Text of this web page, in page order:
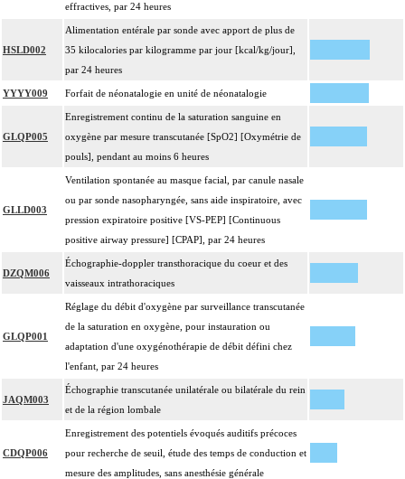
effractives, par 24 heures
HSLD002
Alimentation entérale par sonde avec apport de plus de
35 kilocalories par kilogramme par jour [kcal/kg/jour],
par 24 heures
YYYY009 Forfait de néonatalogie en unité de néonatalogie
GLQP005
Enregistrement continu de la saturation sanguine en
oxygène par mesure transcutanée [SpO2] [Oxymétrie de
pouls], pendant au moins 6 heures
GLLD003
Ventilation spontanée au masque facial, par canule nasale
ou par sonde nasopharyngée, sans aide inspiratoire, avec
pression expiratoire positive [VS-PEP] [Continuous
positive airway pressure] [CPAP], par 24 heures
DZQM006
Échographie-doppler transthoracique du coeur et des
vaisseaux intrathoraciques
GLQP001
Réglage du débit d'oxygène par surveillance transcutanée
de la saturation en oxygène, pour instauration ou
adaptation d'une oxygénothérapie de débit défini chez
l'enfant, par 24 heures
JAQM003
Échographie transcutanée unilatérale ou bilatérale du rein
et de la région lombale
CDQP006
Enregistrement des potentiels évoqués auditifs précoces
pour recherche de seuil, étude des temps de conduction et
mesure des amplitudes, sans anesthésie générale